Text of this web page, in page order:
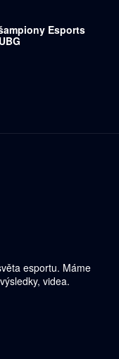
Esports
esportu. Máme
videa.